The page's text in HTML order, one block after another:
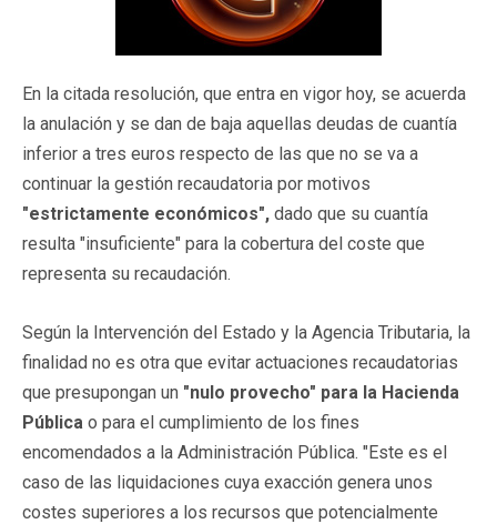
En la citada resolución, que entra en vigor hoy, se acuerda
la anulación y se dan de baja aquellas deudas de cuantía
inferior a tres euros respecto de las que no se va a
continuar la gestión recaudatoria por motivos
"estrictamente económicos", dado que su cuantía
resulta "insuficiente" para la cobertura del coste que
representa su recaudación.
Según la Intervención del Estado y la Agencia Tributaria, la
finalidad no es otra que evitar actuaciones recaudatorias
que presupongan un "nulo provecho" para la Hacienda
Pública o para el cumplimiento de los fines
encomendados a la Administración Pública. "Este es el
caso de las liquidaciones cuya exacción genera unos
costes superiores a los recursos que potencialmente